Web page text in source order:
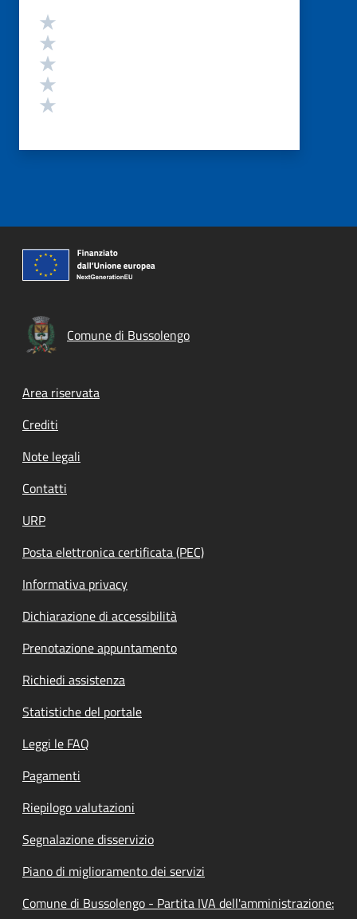
Valutazione
Comune di Bussolengo
Footer menu
Area riservata
Crediti
Note legali
Contatti
URP
Posta elettronica certificata (PEC)
Informativa privacy
Dichiarazione di accessibilità
Prenotazione appuntamento
Richiedi assistenza
Statistiche del portale
Leggi le FAQ
Pagamenti
Riepilogo valutazioni
Segnalazione disservizio
Piano di miglioramento dei servizi
Comune di Bussolengo - Partita IVA dell'amministrazione: